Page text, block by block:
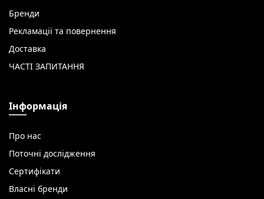
Бренди
Рекламації та повернення
Доставка
ЧАСТІ ЗАПИТАННЯ
Інформація
Про нас
Поточні дослідження
Сертифікати
Власні бренди